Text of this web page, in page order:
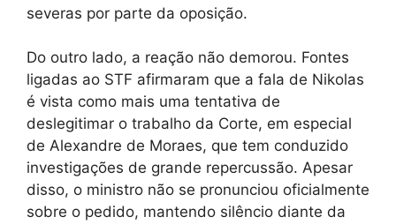
severas por parte da oposição.
Do outro lado, a reação não demorou. Fontes
ligadas ao STF afirmaram que a fala de Nikolas
é vista como mais uma tentativa de
deslegitimar o trabalho da Corte, em especial
de Alexandre de Moraes, que tem conduzido
investigações de grande repercussão. Apesar
disso, o ministro não se pronunciou oficialmente
sobre o pedido, mantendo silêncio diante da